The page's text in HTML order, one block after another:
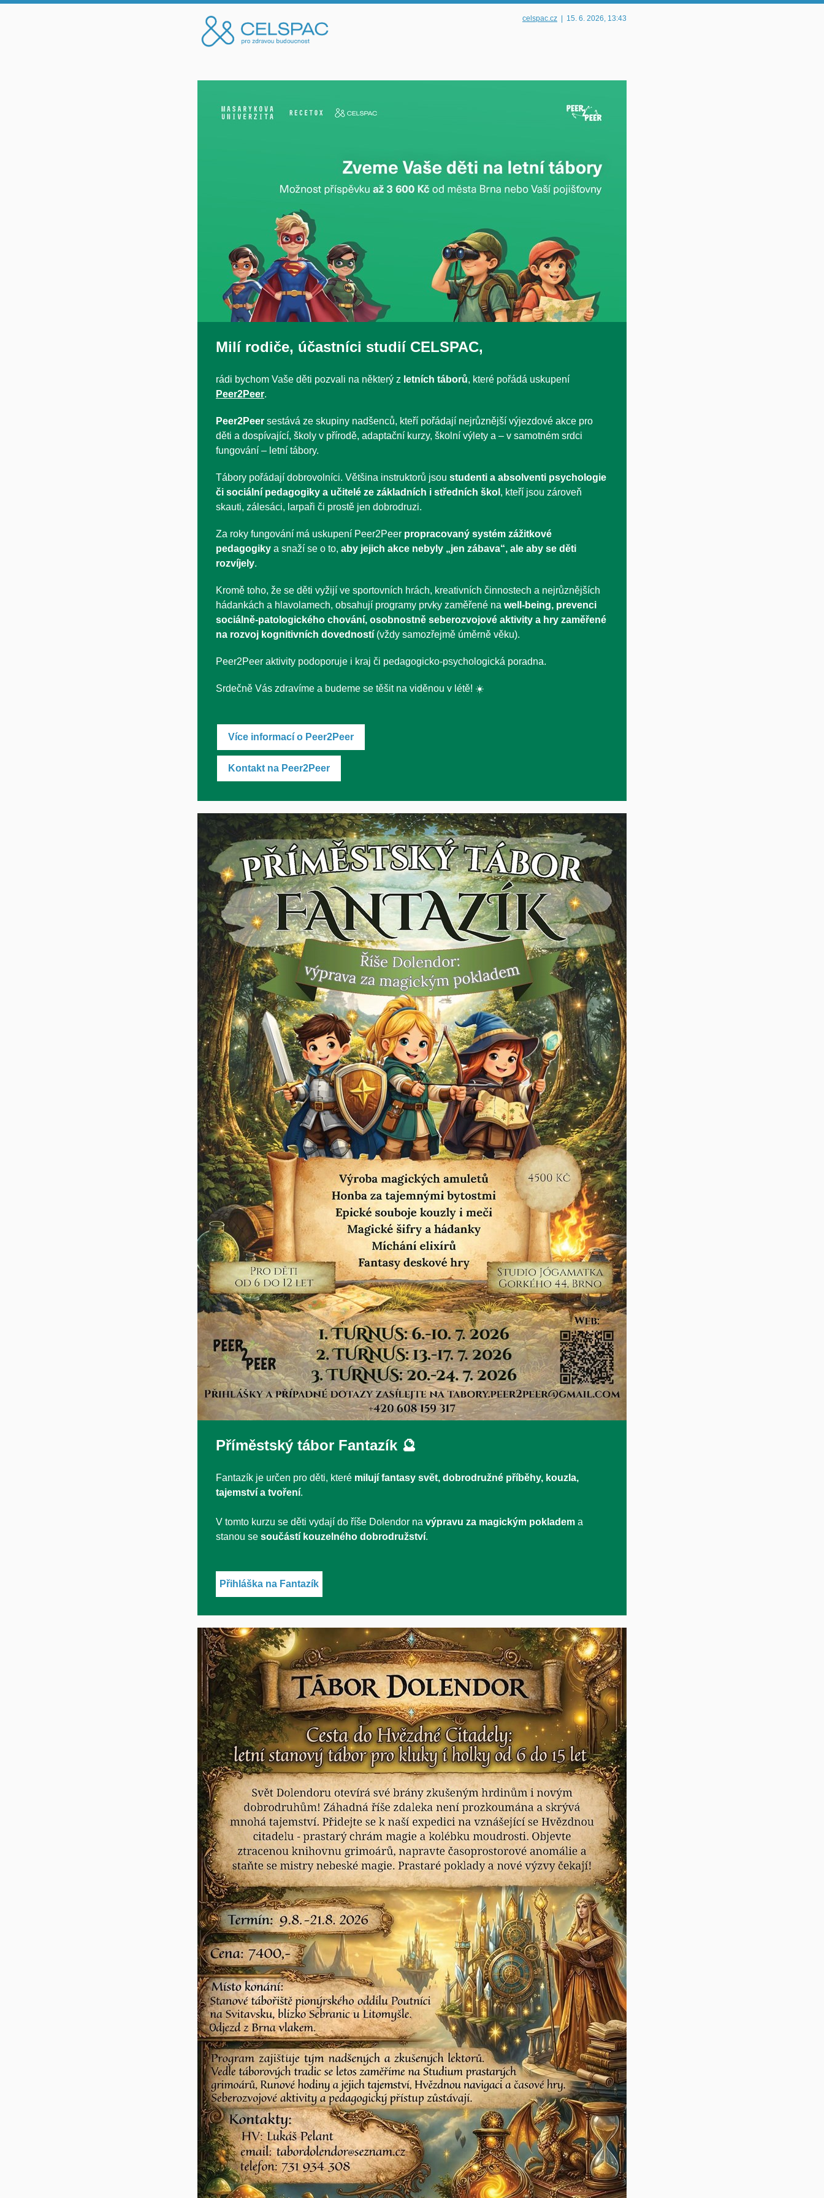
celspac.cz 15. 6. 2026, 13:43
Milí rodiče, účastníci studií CELSPAC,
rádi bychom Vaše děti pozvali na některý z letních táborů, které pořádá uskupení
Peer2Peer.
Peer2Peer sestává ze skupiny nadšenců, kteří pořádají nejrůznější výjezdové akce pro
děti a dospívající, školy v přírodě, adaptační kurzy, školní výlety a – v samotném srdci
fungování – letní tábory.
Tábory pořádají dobrovolníci. Většina instruktorů jsou studenti a absolventi psychologie
či sociální pedagogiky a učitelé ze základních i středních škol , kteří jsou zároveň
skauti, zálesáci, larpaři či prostě jen dobrodruzi.
Za roky fungování má uskupení Peer2Peer propracovaný systém zážitkové
pedagogiky a snaží se o to, aby jejich akce nebyly „jen zábava“, ale aby se děti
rozvíjely.
Kromě toho, že se děti vyžijí ve sportovních hrách, kreativních činnostech a nejrůznějších
hádankách a hlavolamech, obsahují programy prvky zaměřené na well-being, prevenci
sociálně-patologického chování, osobnostně seberozvojové aktivity a hry zaměřené
na rozvoj kognitivních dovedností (vždy samozřejmě úměrně věku).
Peer2Peer aktivity podoporuje i kraj či pedagogicko-psychologická poradna.
Srdečně Vás zdravíme a budeme se těšit na viděnou v létě! ☀️
Více informací o Peer2Peer
Kontakt na Peer2Peer
Příměstský tábor Fantazík 🔮
Fantazík je určen pro děti, které milují fantasy svět, dobrodružné příběhy, kouzla,
tajemství a tvoření.
V tomto kurzu se děti vydají do říše Dolendor na výpravu za magickým pokladem a
stanou se součástí kouzelného dobrodružství.
Přihláška na Fantazík